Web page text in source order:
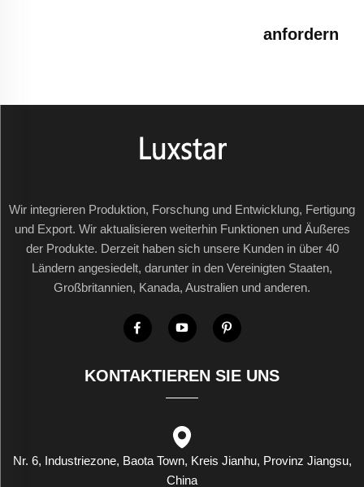
anfordern
Wir integrieren Produktion, Forschung und Entwicklung, Fertigung
und Export. Wir aktualisieren weiterhin Funktionen und Äußeres
der Produkte. Derzeit haben sich unsere Kunden in über 40
Ländern angesiedelt, darunter in den Vereinigten Staaten,
Großbritannien, Kanada, Australien und anderen.
KONTAKTIEREN SIE UNS
Nr. 6, Industriezone, Baota Town, Kreis Jianhu, Provinz Jiangsu,
China